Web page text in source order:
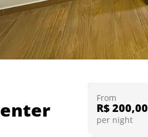
From
R$ 200,00
per night